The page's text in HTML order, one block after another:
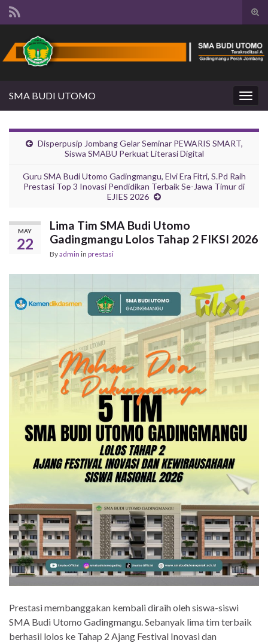
SMA BUDI UTOMO
Disperpusip Jombang Gelar Seminar PEWARIS SMART,
Siswa SMABU Perkuat Literasi Digital
Guru SMA Budi Utomo Gadingmangu, Elvi Era Fitri, S.Pd Raih
Prestasi Top 3 Inovasi Pendidikan Terbaik Se-Jawa Timur di
EJIES 2026
MAY
22
Lima Tim SMA Budi Utomo
Gadingmangu Lolos Tahap 2 FIKSI 2026
Byadmin in prestasi
Prestasi membanggakan kembali diraih oleh siswa-siswi
SMA Budi Utomo Gadingmangu. Sebanyak lima tim terbaik
berhasil lolos ke Tahap 2 Ajang Festival Inovasi dan